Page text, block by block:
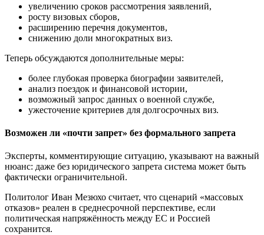
увеличению сроков рассмотрения заявлений,
росту визовых сборов,
расширению перечня документов,
снижению доли многократных виз.
Теперь обсуждаются дополнительные меры:
более глубокая проверка биографии заявителей,
анализ поездок и финансовой истории,
возможный запрос данных о военной службе,
ужесточение критериев для долгосрочных виз.
Возможен ли «почти запрет» без формального запрета
Эксперты, комментирующие ситуацию, указывают на важный
нюанс: даже без юридического запрета система может быть
фактически ограничительной.
Политолог Иван Мезюхо считает, что сценарий «массовых
отказов» реален в среднесрочной перспективе, если
политическая напряжённость между ЕС и Россией
сохранится.